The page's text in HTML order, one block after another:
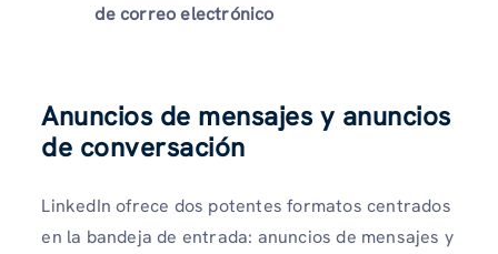
de correo electrónico
Anuncios de mensajes y anuncios
de conversación
LinkedIn ofrece dos potentes formatos centrados
en la bandeja de entrada: anuncios de mensajes y